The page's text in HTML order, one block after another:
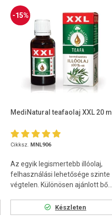
-15%
MediNatural teafaolaj XXL 20 ml
Cikksz. MNL906
Az egyik legismertebb illóolaj,
felhasználási lehetősége szinte
végtelen. Különösen ajánlott bő...
Készleten